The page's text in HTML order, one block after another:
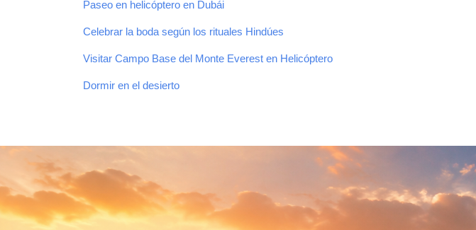
Paseo en helicóptero en Dubái
Celebrar la boda según los rituales Hindúes
Visitar Campo Base del Monte Everest en Helicóptero
Dormir en el desierto